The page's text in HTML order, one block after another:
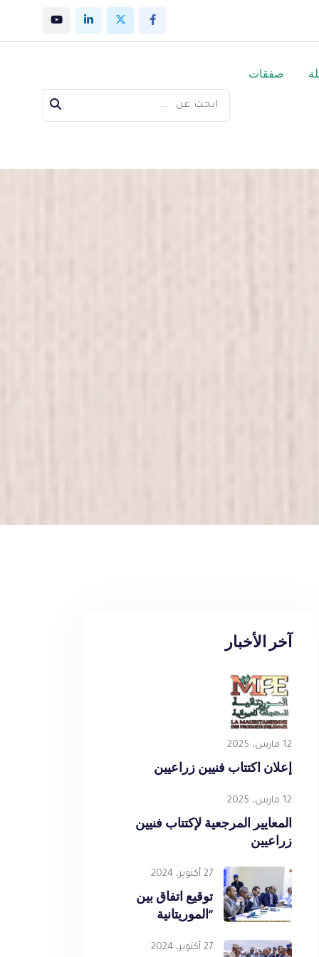
صفقات
آخر الأخبار
12 مارس، 2025
إعلان اكتتاب فنيين زراعيين
12 مارس، 2025
المعايير المرجعية لإكتتاب فنيين
زراعيين
27 أكتوبر، 2024
توقيع اتفاق بين
“الموريتانية
و “الشركة
27 أكتوبر، 2024